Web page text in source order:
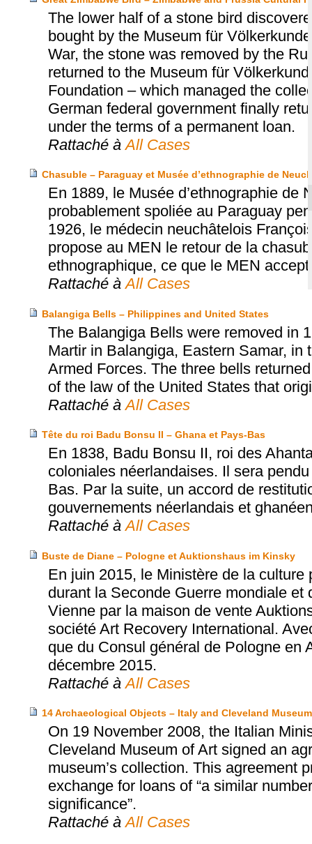
The lower half of a stone bird
bought by the Museum für
War, the stone was removed by the
returned to the Museum für
Foundation – which managed the
German federal government finally
under the terms of a permanent loan.
Rattaché à All Cases
Chasuble – Paraguay et Musée d’ethnographie de
En 1889, le Musée d’ethnographie de
probablement spoliée au Paraguay
1926, le médecin neuchâtelois
propose au MEN le retour de la
ethnographique, ce que le MEN
Rattaché à All Cases
Balangiga Bells – Philippines and United States
The Balangiga Bells were removed in
Martir in Balangiga, Eastern Samar,
Armed Forces. The three bells
of the law of the United States that
Rattaché à All Cases
Tête du roi Badu Bonsu II – Ghana et Pays-Bas
En 1838, Badu Bonsu II, roi des
coloniales néerlandaises. Il sera
Bas. Par la suite, un accord de
gouvernements néerlandais et
Rattaché à All Cases
Buste de Diane – Pologne et Auktionshaus im Kinsky
En juin 2015, le Ministère de la culture
durant la Seconde Guerre mondiale
Vienne par la maison de vente
société Art Recovery International.
que du Consul général de Pologne en
décembre 2015.
Rattaché à All Cases
14 Archaeological Objects – Italy and Cleveland
On 19 November 2008, the Italian
Cleveland Museum of Art signed an
museum’s collection. This agreement
exchange for loans of “a similar
significance”.
Rattaché à All Cases